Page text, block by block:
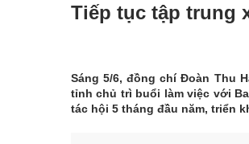
Tiếp tục tập trung
Sáng 5/6, đồng chí Đoàn Thu
tỉnh chủ trì buổi làm việc với
tác hội 5 tháng đầu năm, triển